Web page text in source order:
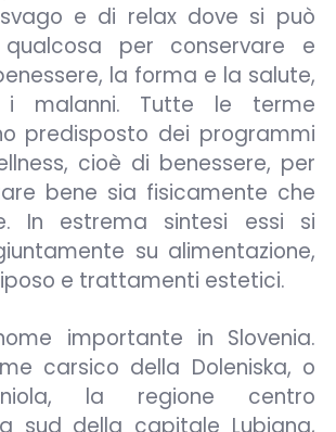
e di relax dove si può
per conservare e
la forma e la salute,
i malanni. Tutte le terme
predisposto dei programmi
cioè di benessere, per
bene sia fisicamente che
In estrema sintesi essi si
su alimentazione,
e trattamenti estetici.
importante in Slovenia.
carsico della Doleniska, o
la regione centro
sud della capitale Lubiana,